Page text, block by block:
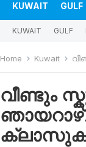
KUWAIT GULF
KUWAIT GULF
Home Kuwait
വീണ്ടും